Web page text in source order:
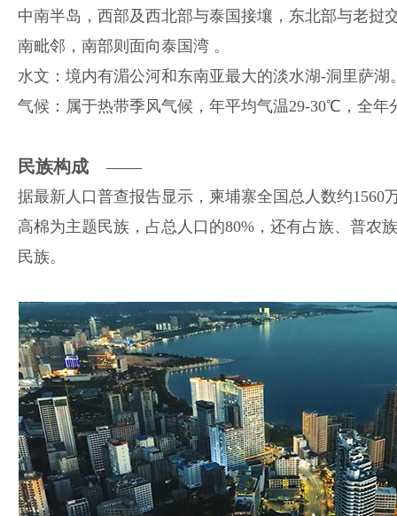
中南半岛，西部及西北部与泰国接壤，东北部与老挝
南毗邻，南部则面向泰国湾 。
水文：境内有湄公河和东南亚最大的淡水湖-洞里萨湖
气候：属于热带季风气候，年平均气温29-30℃，全年
民族构成 ——
据最新人口普查报告显示，柬埔寨全国总人数约1560
高棉为主题民族，占总人口的80%，还有占族、普农
民族。